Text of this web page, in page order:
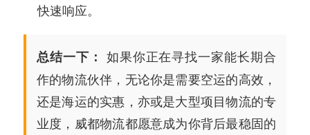
快速响应。
总结一下： 如果你正在寻找一家能长期合
作的物流伙伴，无论你是需要空运的高效，
还是海运的实惠，亦或是大型项目物流的专
业度，威都物流都愿意成为你背后最稳固的